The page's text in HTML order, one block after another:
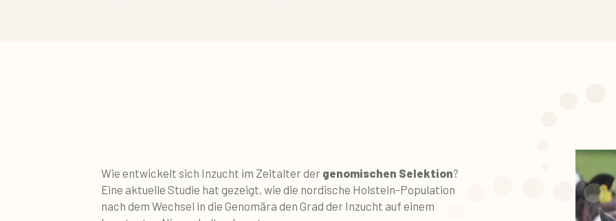
Wie entwickelt sich Inzucht im Zeitalter der genomischen Selektion?
Eine aktuelle Studie hat gezeigt, wie die nordische Holstein-Population
nach dem Wechsel in die Genomära den Grad der Inzucht auf einem